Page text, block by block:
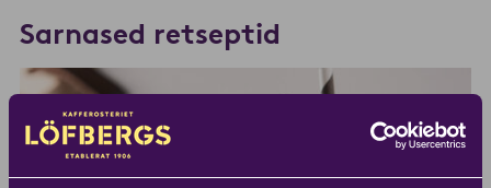
Sarnased retseptid